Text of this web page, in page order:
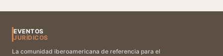
EVENTOS
JURÍDICOS
La comunidad iberoamericana de referencia para el